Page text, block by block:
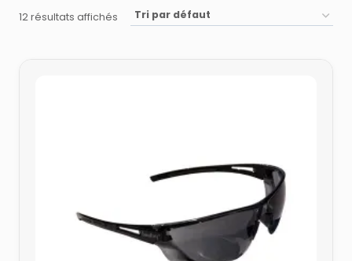
12 résultats affichés